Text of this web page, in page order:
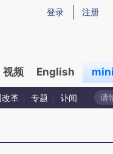
登录 注册
视频 English
革 专题 讣闻